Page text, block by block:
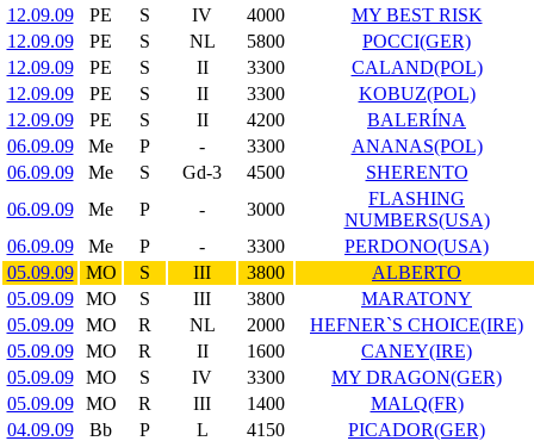
12.09.09
PE S IV 4000
MY BEST RISK
12.09.09
PE S NL 5800
POCCI(GER)
12.09.09
PE S II 3300
CALAND(POL)
12.09.09
PE S II 3300
KOBUZ(POL)
12.09.09
PE S II 4200
BALERÍNA
06.09.09
Me P - 3300
ANANAS(POL)
06.09.09
Me S Gd-3 4500
SHERENTO
06.09.09
Me P - 3000
FLASHING
NUMBERS(USA)
06.09.09
Me P - 3300
PERDONO(USA)
05.09.09
MO S III 3800
ALBERTO
05.09.09
MO S III 3800
MARATONY
05.09.09
MO R NL 2000
HEFNER`S CHOICE(IRE)
05.09.09
MO R II 1600
CANEY(IRE)
05.09.09
MO S IV 3300
MY DRAGON(GER)
05.09.09
MO R III 1400
MALQ(FR)
04.09.09
Bb P L 4150
PICADOR(GER)